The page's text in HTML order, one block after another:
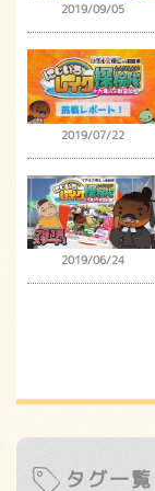
2019/09/05
2019/07/22
2019/06/24
タグ一覧